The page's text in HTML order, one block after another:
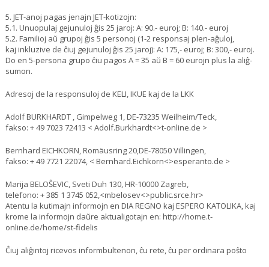
5. JET-anoj pagas jenajn JET-kotizojn:
5.1. Unuopulaj gejunuloj ĝis 25 jaroj: A: 90.- euroj; B: 140.- euroj
5.2. Familioj aŭ grupoj ĝis 5 personoj (1-2 responsaj plen-aĝuloj,
kaj inkluzive de ĉiuj gejunuloj ĝis 25 jaroj): A: 175,- euroj; B: 300,- euroj.
Do en 5-persona grupo ĉiu pagos A = 35 aŭ B = 60 eurojn plus la aliĝ-
sumon.
Adresoj de la responsuloj de KELI, IKUE kaj de la LKK
Adolf BURKHARDT , Gimpelweg 1, DE-73235 Weilheim/Teck,
fakso: + 49 7023 72413 < Adolf.Burkhardt<>t-online.de >
Bernhard EICHKORN, Romäusring 20,DE-78050 Villingen,
fakso: + 49 7721 22074, < Bernhard.Eichkorn<>esperanto.de >
Marija BELOŜEVIC, Sveti Duh 130, HR-10000 Zagreb,
telefono: + 385 1 3745 052,<mbelosev<>public.srce.hr>
Atentu la kutimajn informojn en DIA REGNO kaj ESPERO KATOLIKA, kaj
krome la informojn daŭre aktualigotajn en: http://home.t-
online.de/home/st-fidelis
Ĉiuj aliĝintoj ricevos informbultenon, ĉu rete, ĉu per ordinara poŝto